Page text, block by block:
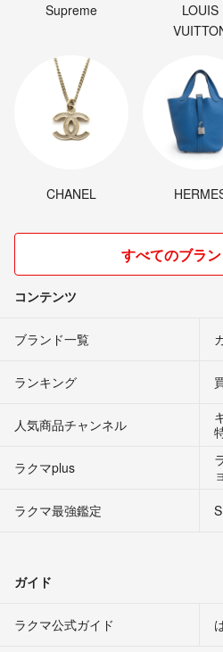
Supreme
LOUIS
CHANEL
すべてのブラ
コンテンツ
ブランド一覧
ランキング
人気商品チャンネル
ラクマplus
ラクマ最強鑑定
ガイド
ラクマ公式ガイド